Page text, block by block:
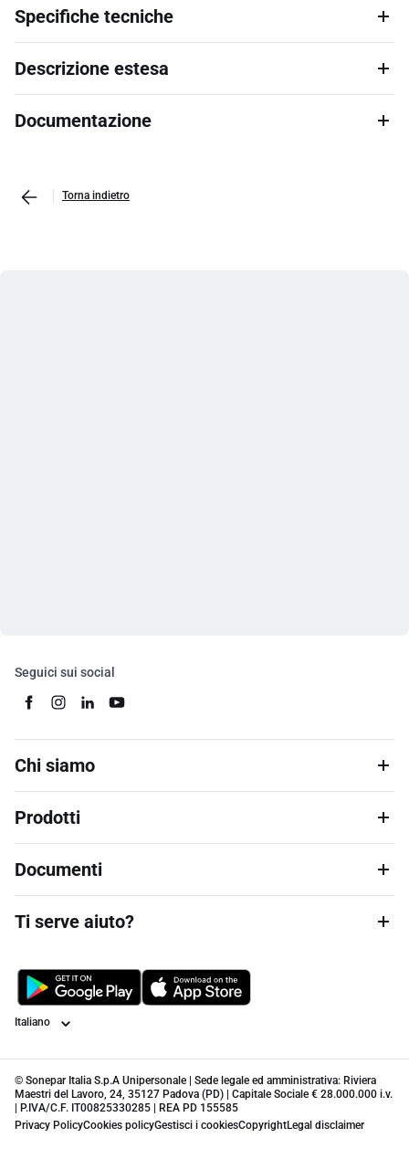
Specifiche tecniche
Descrizione estesa
Documentazione
Torna indietro
Seguici sui social
Chi siamo
Prodotti
Documenti
Ti serve aiuto?
Lingua
© Sonepar Italia S.p.A Unipersonale | Sede legale ed amministrativa: Riviera
Maestri del Lavoro, 24, 35127 Padova (PD) | Capitale Sociale € 28.000.000 i.v.
| P.IVA/C.F. IT00825330285 | REA PD 155585
Privacy PolicyCookies policyGestisci i cookiesCopyrightLegal disclaimer